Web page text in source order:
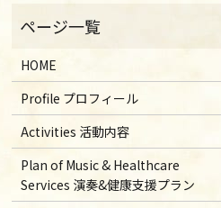
HOME
Profile プロフィール
Activities 活動内容
Plan of Music & Healthcare
Services 演奏&健康支援プラン